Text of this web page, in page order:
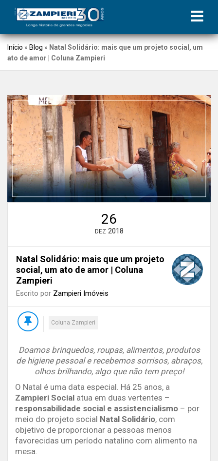
Início » Blog » Natal Solidário: mais que um projeto social, um
ato de amor | Coluna Zampieri
26
DEZ 2018
Natal Solidário: mais que um projeto
social, um ato de amor | Coluna
Zampieri
Escrito por Zampieri Imóveis
Coluna Zampieri
Doamos brinquedos, roupas, alimentos, produtos
de higiene pessoal e recebemos sorrisos, abraços,
olhos brilhando, algo que não tem preço!
O Natal é uma data especial. Há 25 anos, a
Zampieri Social atua em duas vertentes –
responsabilidade social e assistencialismo – por
meio do projeto social Natal Solidário, com
objetivo de proporcionar a pessoas menos
favorecidas um período natalino com alimento na
mesa.